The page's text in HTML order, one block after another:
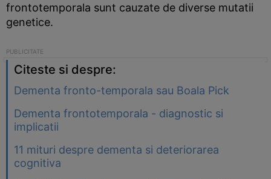
frontotemporala sunt cauzate de diverse mutatii
genetice.
Citeste si despre:
Dementa fronto-temporala sau Boala Pick
Dementa frontotemporala - diagnostic si
implicatii
11 mituri despre dementa si deteriorarea
cognitiva